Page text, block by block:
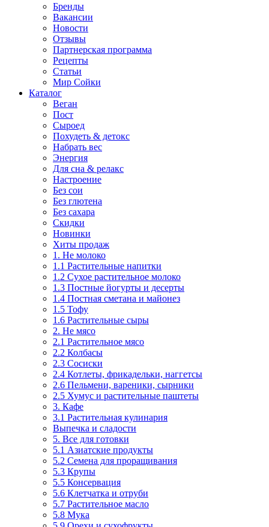
Бренды
Вакансии
Новости
Отзывы
Партнерская программа
Рецепты
Статьи
Мир Сойки
Каталог
Веган
Пост
Сыроед
Похудеть & детокс
Набрать вес
Энергия
Для сна & релакс
Настроение
Без сои
Без глютена
Без сахара
Скидки
Новинки
Хиты продаж
1. Не молоко
1.1 Растительные напитки
1.2 Сухое растительное молоко
1.3 Постные йогурты и десерты
1.4 Постная сметана и майонез
1.5 Тофу
1.6 Растительные сыры
2. Не мясо
2.1 Растительное мясо
2.2 Колбасы
2.3 Сосиски
2.4 Котлеты, фрикадельки, наггетсы
2.6 Пельмени, вареники, сырники
2.5 Хумус и растительные паштеты
3. Кафе
3.1 Растительная кулинария
Выпечка и сладости
5. Все для готовки
5.1 Азиатские продукты
5.2 Семена для проращивания
5.3 Крупы
5.5 Консервация
5.6 Клетчатка и отруби
5.7 Растительное масло
5.8 Мука